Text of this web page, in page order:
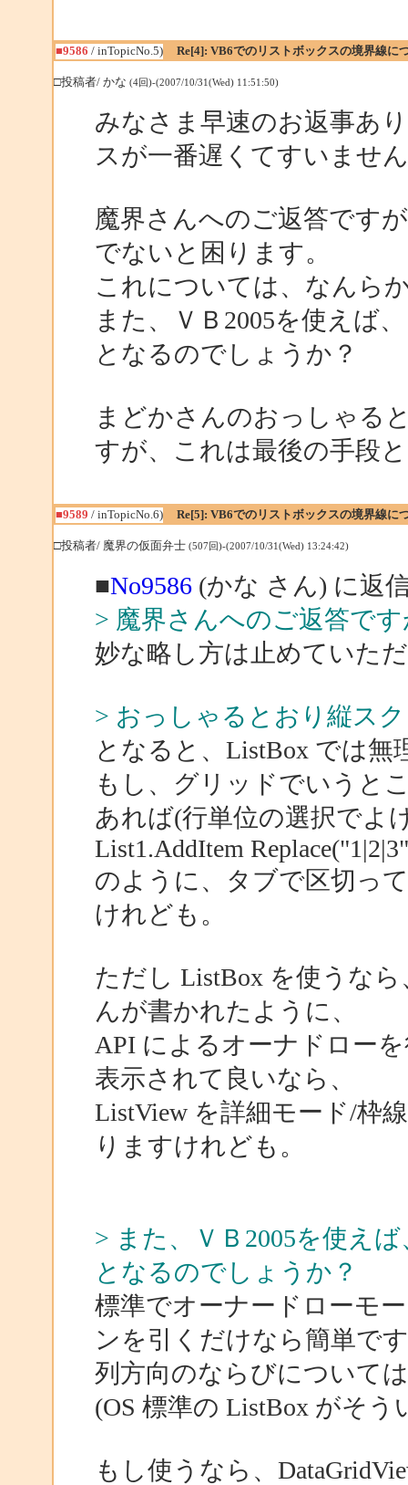
■9586 / inTopicNo.5) Re[4]: VB6でのリストボックスの境界線に
□投稿者/ かな (4回)-(2007/10/31(Wed) 11:51:50)
みなさま早速のお返事あ
スが一番遅くてすいませ
魔界さんへのご返答です
でないと困ります。
これについては、なんら
また、ＶＢ2005を使えば
となるのでしょうか？
まどかさんのおっしゃる
すが、これは最後の手段
■9589 / inTopicNo.6) Re[5]: VB6でのリストボックスの境界線に
□投稿者/ 魔界の仮面弁士 (507回)-(2007/10/31(Wed) 13:24:42)
■No9586(かな さん) に返
> 魔界さんへのご返答で
妙な略し方は止めていた
> おっしゃるとおり縦ス
となると、ListBox では無
もし、グリッドでいうと
あれば(行単位の選択でよ
List1.AddItem
のように、タブで区切っ
けれども。
ただし ListBox を使うな
んが書かれたように、
API によるオーナドロー
表示されて良いなら、
ListView を詳細モード/枠
りますけれども。
> また、ＶＢ2005を使え
となるのでしょうか？
標準でオーナードローモ
ンを引くだけなら簡単で
列方向のならびについて
(OS 標準の ListBox がそ
もし使うなら、